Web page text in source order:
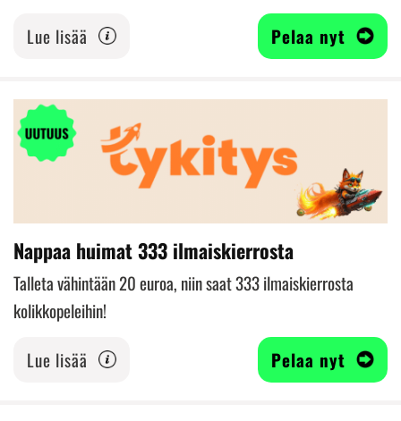
Lue lisää
Pelaa nyt
Nappaa huimat 333 ilmaiskierrosta
Talleta vähintään 20 euroa, niin saat 333 ilmaiskierrosta
kolikkopeleihin!
Lue lisää
Pelaa nyt